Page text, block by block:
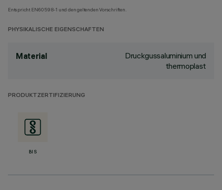
Entspricht EN60598-1 und den geltenden Vorschriften.
PHYSIKALISCHE EIGENSCHAFTEN
Material
Druckgussaluminium und
thermoplast
PRODUKTZERTIFIZIERUNG
BIS